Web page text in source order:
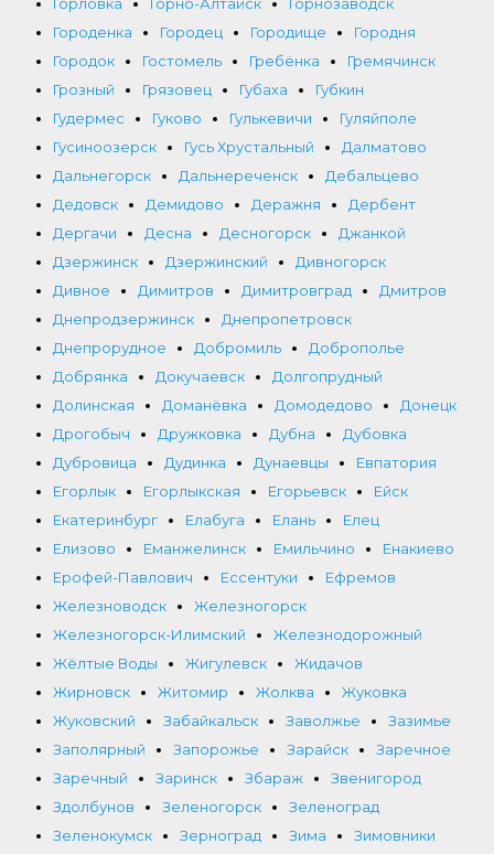
Городенка
Городец Городище
Городня
Городок
Гостомель Гребёнка
Гремячинск
Грозный
Грязовец Губаха
Губкин
Гудермес
Гуково Гулькевичи
Гуляйполе
Гусиноозерск
Гусь Хрустальный
Далматово
Дальнегорск
Дальнереченск
Дебальцево
Дедовск
Демидово Деражня
Дербент
Дергачи
Десна Десногорск
Джанкой
Дзержинск
Дзержинский
Дивногорск
Дивное
Димитров Димитровград
Дмитров
Днепродзержинск
Днепропетровск
Днепрорудное
Добромиль
Доброполье
Добрянка
Докучаевск
Долгопрудный
Долинская
Доманёвка Домодедово
Донецк
Дрогобыч
Дружковка Дубна
Дубовка
Дубровица
Дудинка Дунаевцы
Евпатория
Егорлык
Егорлыкская Егорьевск
Ейск
Екатеринбург
Елабуга Елань
Елец
Елизово
Еманжелинск Емильчино
Енакиево
Ерофей-Павлович
Ессентуки
Ефремов
Железноводск
Железногорск
Железногорск-Илимский
Железнодорожный
Жёлтые Воды
Жигулевск
Жидачов
Жирновск
Житомир Жолква
Жуковка
Жуковский
Забайкальск Заволжье
Зазимье
Заполярный
Запорожье Зарайск
Заречное
Заречный
Заринск Збараж
Звенигород
Здолбунов
Зеленогорск
Зеленоград
Зеленокумск
Зерноград Зима
Зимовники